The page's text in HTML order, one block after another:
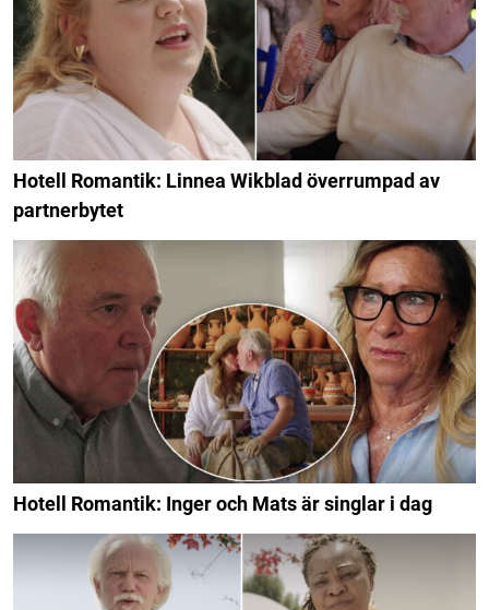
Hotell Romantik: Linnea Wikblad överrumpad av
partnerbytet
Hotell Romantik: Inger och Mats är singlar i dag